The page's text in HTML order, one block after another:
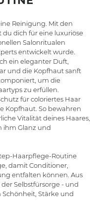
Reinigung. Mit den
du dich für eine luxuriöse
Salonritualen
entwickelt wurde.
ein eleganter Duft,
und die Kopfhaut sanft
um die
zu erfüllen.
für coloriertes Haar
Kopfhaut. So bewahren
Vitalität deines Haares,
ihm Glanz und
Haarpflege-Routine
damit Conditioner,
entfalten können. Aus
Selbstfürsorge - und
Stärke und